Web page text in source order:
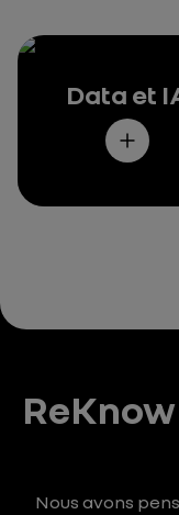
Data et
Nous avons